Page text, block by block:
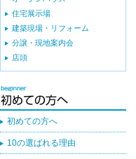
住宅展示場
建築現場・リフォーム
分譲・現地案内会
店頭
初めての方へ
10の選ばれる理由